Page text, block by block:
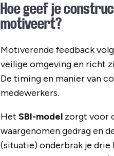
Hoe geef je
motiveert?
Motiverende feedback
veilige omgeving en richt
De timing en manier van
medewerkers.
Het SBI-model zorgt voor
waargenomen gedrag en
(situatie) onderbrak je drie